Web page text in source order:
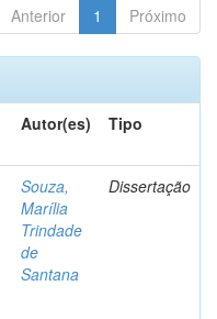
Anterior 1 Próximo
Autor(es) Tipo
Souza,
Marília
Trindade
de
Santana
Dissertação